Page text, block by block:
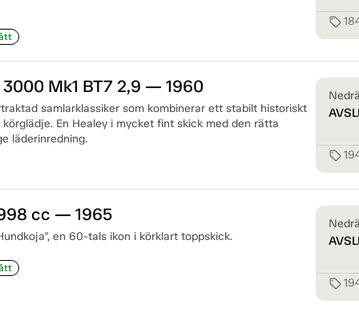
sell
Mk1 BT7 2,9 — 1960
samlarklassiker som kombinerar ett stabilt historiskt
En Healey i mycket fint skick med den rätta
läderinredning.
sell
cc — 1965
en 60-tals ikon i körklart toppskick.
sell